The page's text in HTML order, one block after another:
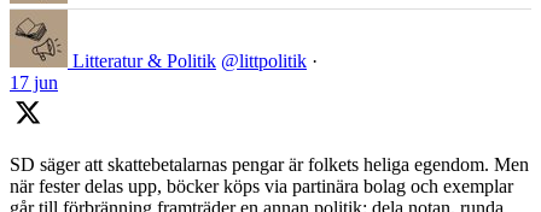
Litteratur & Politik @littpolitik ·
17 jun
SD säger att skattebetalarnas pengar är folkets heliga egendom. Men
när fester delas upp, böcker köps via partinära bolag och exemplar